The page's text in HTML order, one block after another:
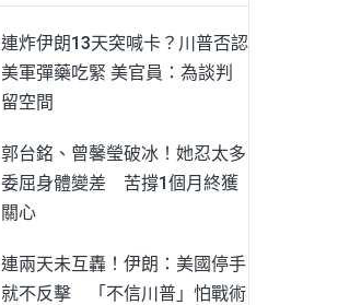
連炸伊朗13天突喊卡？川普否認
美軍彈藥吃緊 美官員：為談判
留空間
郭台銘、曾馨瑩破冰！她忍太多
委屈身體變差 苦撐1個月終獲
關心
連兩天未互轟！伊朗：美國停手
就不反擊 「不信川普」怕戰術